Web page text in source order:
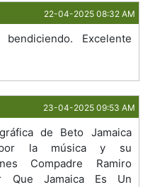
22-04-2025 08:32 AM
Excelente
23-04-2025 09:53 AM
de Beto Jamaica
por la música y su
Compadre Ramiro
Que Jamaica Es Un